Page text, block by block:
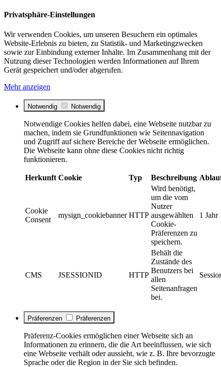
Privatsphäre-Einstellungen
Wir verwenden Cookies, um unseren Besuchern ein optimales
Website-Erlebnis zu bieten, zu Statistik- und Marketingzwecken
sowie zur Einbindung externer Inhalte. Im Zusammenhang mit der
Nutzung dieser Technologien werden Informationen auf Ihrem
Gerät gespeichert und/oder abgerufen.
Mehr anzeigen
Notwendig Notwendig
Notwendige Cookies helfen dabei, eine Webseite nutzbar zu
machen, indem sie Grundfunktionen wie Seitennavigation
und Zugriff auf sichere Bereiche der Webseite ermöglichen.
Die Webseite kann ohne diese Cookies nicht richtig
funktionieren.
Herkunft Cookie Typ Beschreibung
Cookie
Consent
mysign_cookiebanner HTTP
Wird benötigt,
um die vom
Nutzer
ausgewählten
Cookie-
Präferenzen zu
speichern.
1 Jahr
CMS JSESSIONID HTTP
Behält die
Zustände des
Benutzers bei
allen
Seitenanfragen
bei.
Präferenzen Präferenzen
Präferenz-Cookies ermöglichen einer Webseite sich an
Informationen zu erinnern, die die Art beeinflussen, wie sich
eine Webseite verhält oder aussieht, wie z. B. Ihre bevorzugte
Sprache oder die Region in der Sie sich befinden.